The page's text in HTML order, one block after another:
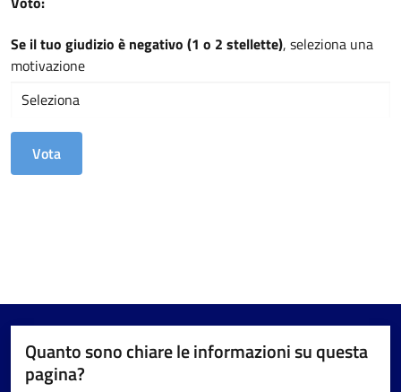
Se il tuo giudizio è negativo (1 o 2 stellette), seleziona una
motivazione
Quanto sono chiare le informazioni su questa
pagina?